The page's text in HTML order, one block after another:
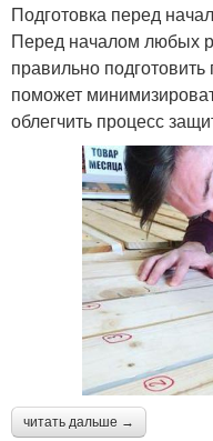
Подготовка перед
Перед началом любых
правильно
поможет
облегчить процесс
читать дальше →